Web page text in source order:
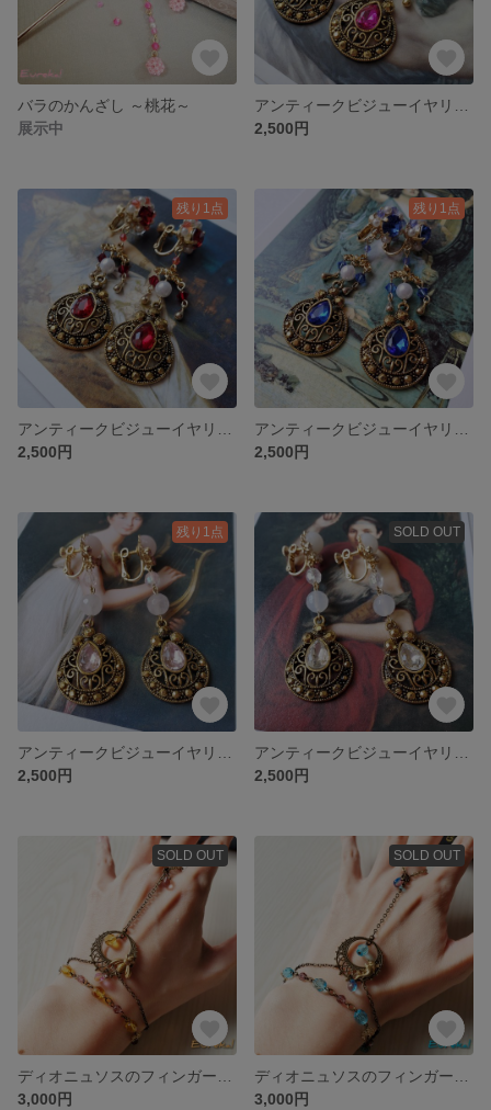
バラのかんざし ～桃花～
展示中
2,500円
残り1点
2,500円
残り1点
2,500円
残り1点
2,500円
SOLD OUT
2,500円
SOLD OUT
3,000円
SOLD OUT
3,000円